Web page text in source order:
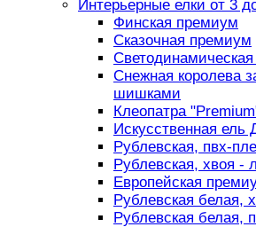
Интерьерные елки от 3
Финская премиум
Сказочная премиум
Снежная королева
шишками
Клеопатра
Искусственная ель
Рублевская, пвх-
Рублевская, хвоя -
Европейская
Рублевская белая,
Рублевская белая,